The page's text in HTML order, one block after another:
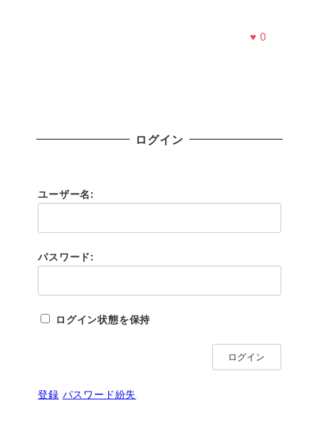
♥0
ログイン
ユーザー名:
パスワード:
ログイン状態を保持
ログイン
登録 パスワード紛失